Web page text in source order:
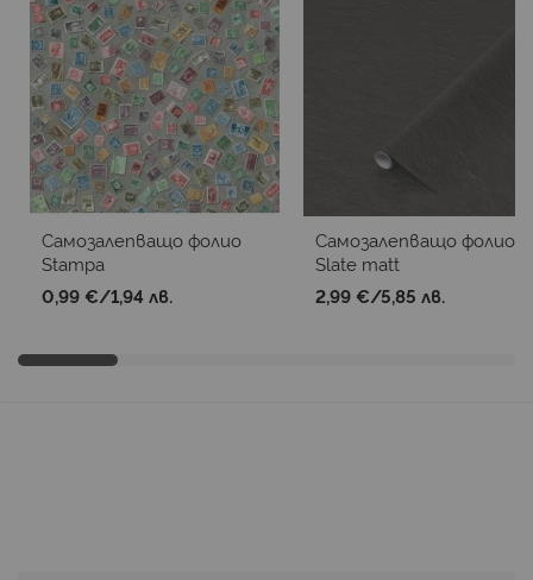
Самозалепващо фолио
Stampa
0,99 €/1,94 лв.
Самозалепващо фолио
Slate matt
2,99 €/5,85 лв.